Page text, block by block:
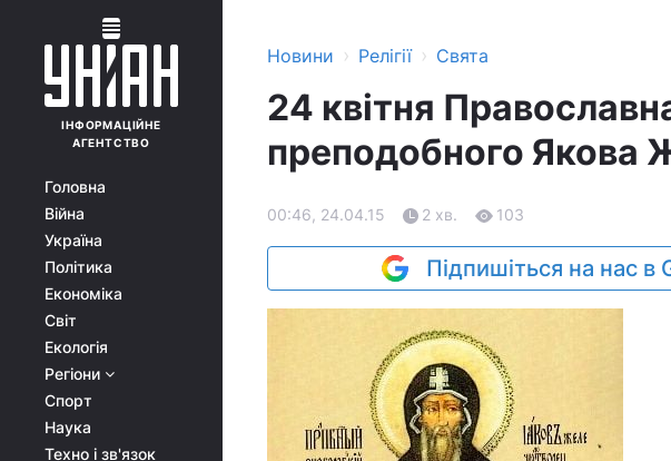
ІНФОРМАЦІЙНЕ
АГЕНТСТВО
Головна
Війна
Україна
Політика
Економіка
Світ
Екологія
Регіони
Спорт
Наука
Техно і зв'язок
Новини › Релігії › Свята
24 квітня
преподобного Якова
00:46, 24.04.15 2 хв. 103
Підпишіться на нас в